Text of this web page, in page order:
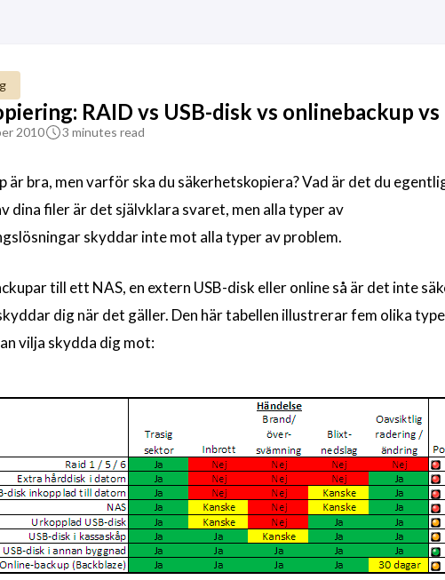
RAID vs USB-disk vs onlinebackup vs
2010 3 minutes read
är bra, men varför ska du säkerhetskopiera? Vad är det du
dina filer är det självklara svaret, men alla typer av
skyddar inte mot alla typer av problem.
till ett NAS, en extern USB-disk eller online så är det inte
dig när det gäller. Den här tabellen illustrerar fem olika
vilja skydda dig mot: